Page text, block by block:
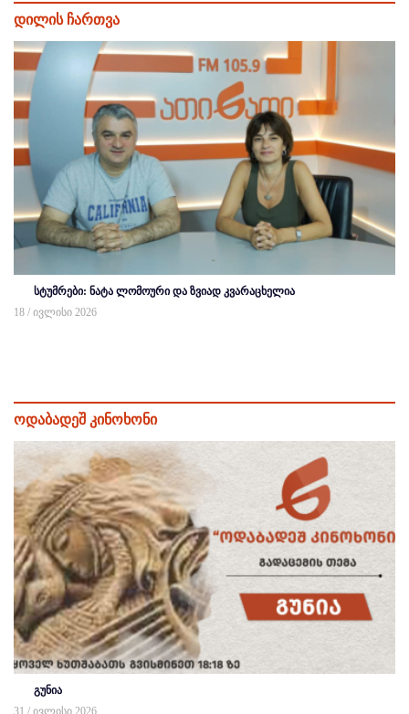
დილის ჩართვა
სტუმრები: ნატა ლომოური და ზვიად კვარაცხელია
18 / ივლისი 2026
ოდაბადეშ კინოხონი
გუნია
31 / ივლისი 2026